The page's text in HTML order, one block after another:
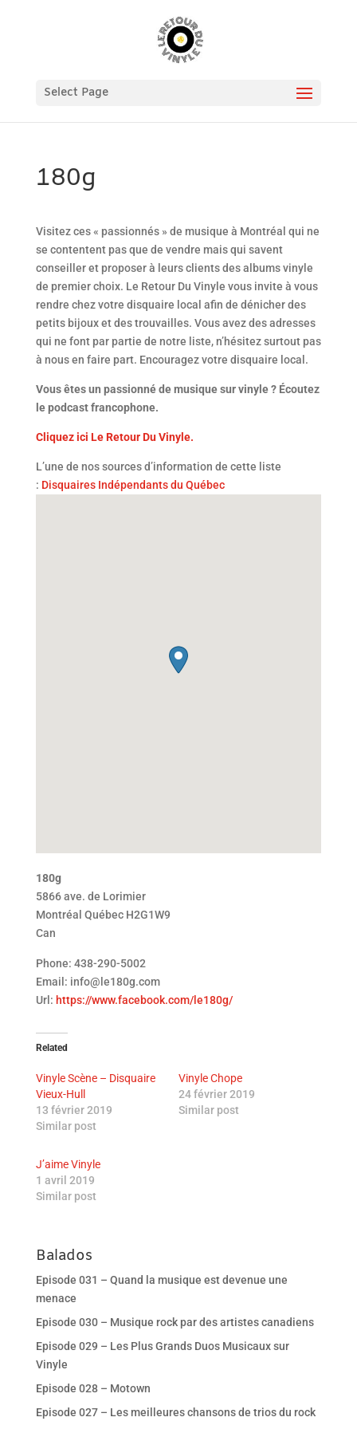
Select Page
180g
Visitez ces « passionnés » de musique à Montréal qui ne
se contentent pas que de vendre mais qui savent
conseiller et proposer à leurs clients des albums vinyle
de premier choix. Le Retour Du Vinyle vous invite à vous
rendre chez votre disquaire local afin de dénicher des
petits bijoux et des trouvailles. Vous avez des adresses
qui ne font par partie de notre liste, n’hésitez surtout pas
à nous en faire part. Encouragez votre disquaire local.
Vous êtes un passionné de musique sur vinyle ? Écoutez
le podcast francophone.
Cliquez ici Le Retour Du Vinyle.
L’une de nos sources d’information de cette liste
: Disquaires Indépendants du Québec
180g
5866 ave. de Lorimier
Montréal Québec H2G1W9
Can
Phone: 438-290-5002
Email: info@le180g.com
Url: https://www.facebook.com/le180g/
Related
Vinyle Scène – Disquaire
Vieux-Hull
13 février 2019
Similar post
Vinyle Chope
24 février 2019
Similar post
J’aime Vinyle
1 avril 2019
Similar post
Balados
Episode 031 – Quand la musique est devenue une
menace
Episode 030 – Musique rock par des artistes canadiens
Episode 029 – Les Plus Grands Duos Musicaux sur
Vinyle
Episode 028 – Motown
Episode 027 – Les meilleures chansons de trios du rock